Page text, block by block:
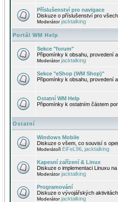
Příslušenství pro navigace
Diskuze o příslušenství pro
Moderátorjacktalking
Portál WM Help
Sekce "forum"
Připomínky k obsahu, provedení
Moderátorjacktalking
Sekce "eShop (WM Shop)"
Připomínky k obsahu, provedení
Ostatní WM Help
Připomínky k ostatním částem
Ostatní
Windows Mobile
Diskuze o všem, co souvisí s
Moderátoři EiFeL96 jacktalking
Kapesní zařízení & Linux
Diskuze o implementaci Linuxu
Moderátorjacktalking
Programování
Diskuze o vývojářských aktivitách
Moderátorjacktalking